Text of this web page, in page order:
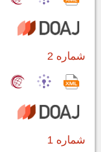
شماره 2
شماره 1